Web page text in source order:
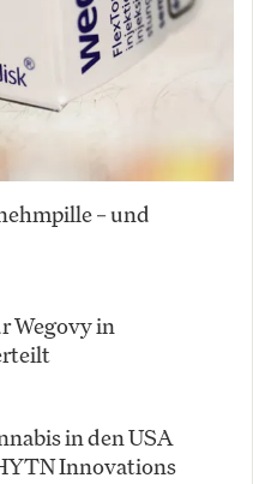
– und
Wegovy in
in den USA
Innovations